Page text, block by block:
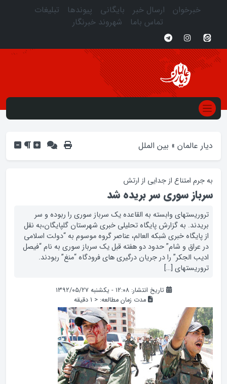
خبرخوان ارسال خبر بایگانی پیوندها
تبلیغات
تماس باما
شهروند خبرنگار
دیار عالمان » بین الملل
به جرم امتناع از جدایی از ارتش
سرباز سوری سر بریده شد
تروریستهای وابسته به القاعده یک سرباز سوری را ربوده و سر
بریدند. به گزارش پایگاه تحلیلی خبری شهرستان گلپایگان،به نقل
از پایگاه خبری شبکه العالم، عناصر گروه موسوم به “دولت اسلامی
در عراق و شام” حدود دو هفته قبل یک سرباز سوری به نام “فیصل
ادیب الجکر” را در جریان درگیری های فرودگاه “منغ” ربودند.
تروریستهای […]
تاریخ انتشار: ۱۲:۰۸ - یکشنبه ۱۳۹۲/۰۵/۲۷
مدت زمان مطالعه: < 1 دقیقه